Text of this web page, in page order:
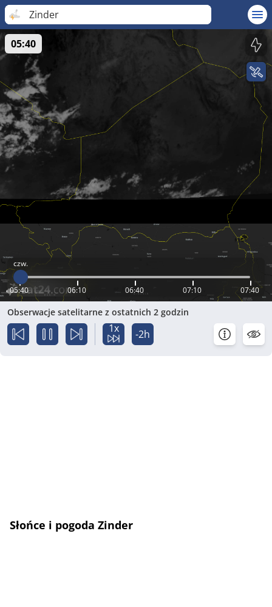
Zinder
czw.
05:40 06:10 06:40 07:10 07:40
05:40
Obserwacje satelitarne z ostatnich 2 godzin
1x -2h
Słońce i pogoda Zinder